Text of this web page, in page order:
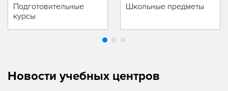
Подготовительные
курсы
Школьные предметы
Новости учебных центров